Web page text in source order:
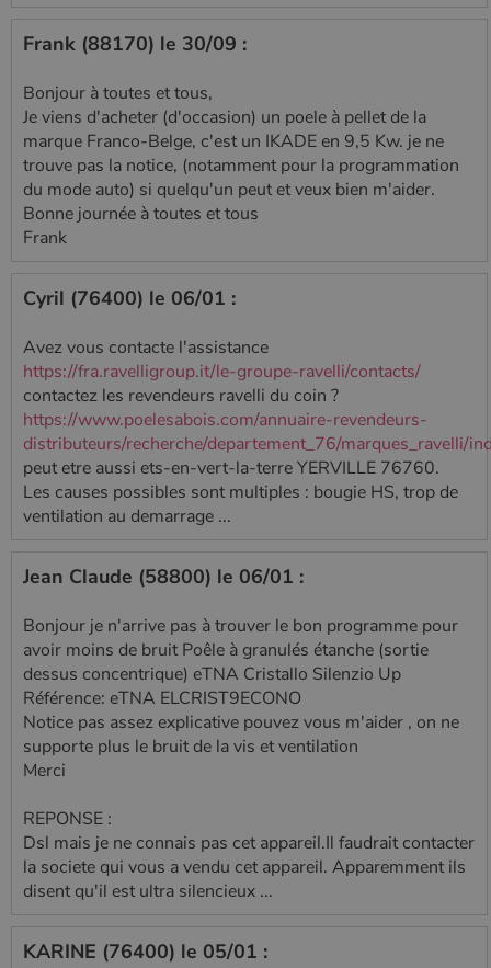
Frank (88170) le 30/09 :
Bonjour à toutes et tous,
Je viens d'acheter (d'occasion) un poele à pellet de la
marque Franco-Belge, c'est un IKADE en 9,5 Kw. je ne
trouve pas la notice, (notamment pour la programmation
du mode auto) si quelqu'un peut et veux bien m'aider.
Bonne journée à toutes et tous
Frank
Cyril (76400) le 06/01 :
Avez vous contacte l'assistance
https://fra.ravelligroup.it/le-groupe-ravelli/contacts/
contactez les revendeurs ravelli du coin ?
https://www.poelesabois.com/annuaire-revendeurs-
distributeurs/recherche/departement_76/marques_ravelli/
peut etre aussi ets-en-vert-la-terre YERVILLE 76760.
Les causes possibles sont multiples : bougie HS, trop de
ventilation au demarrage ...
Jean Claude (58800) le 06/01 :
Bonjour je n'arrive pas à trouver le bon programme pour
avoir moins de bruit Poêle à granulés étanche (sortie
dessus concentrique) eTNA Cristallo Silenzio Up
Référence: eTNA ELCRIST9ECONO
Notice pas assez explicative pouvez vous m'aider , on ne
supporte plus le bruit de la vis et ventilation
Merci
REPONSE :
Dsl mais je ne connais pas cet appareil.Il faudrait contacter
la societe qui vous a vendu cet appareil. Apparemment ils
disent qu'il est ultra silencieux ...
KARINE (76400) le 05/01 :